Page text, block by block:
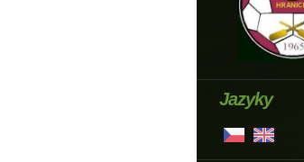
Jazyky